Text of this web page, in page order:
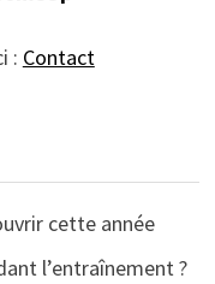
: Contact
cette année
l’entraînement ?